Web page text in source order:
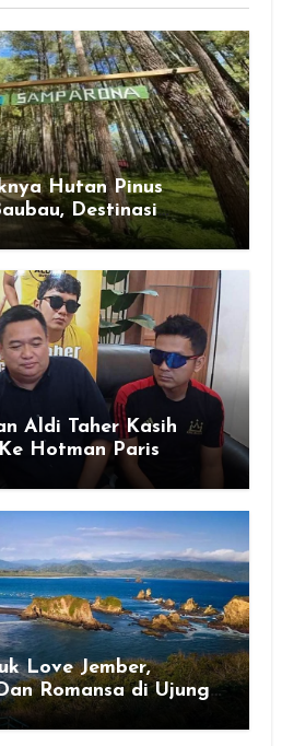
Hutan Pinus
Destinasi
Aldi Taher Kasih
Hotman Paris
Love Jember,
Romansa di Ujung